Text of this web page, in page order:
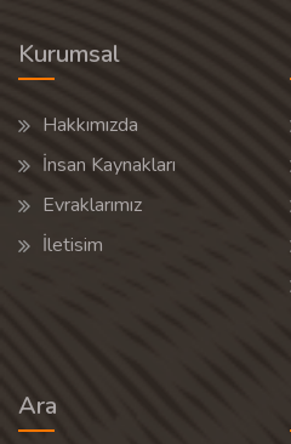
Kurumsal
Hakkımızda
İnsan Kaynakları
Evraklarımız
İletisim
Ara